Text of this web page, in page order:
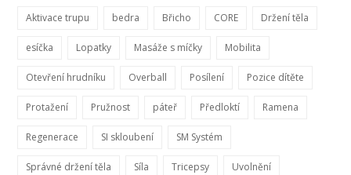
Aktivace trupu bedra Břicho CORE Držení těla
esíčka Lopatky Masáže s míčky Mobilita
Otevření hrudníku Overball Posílení Pozice dítěte
Protažení Pružnost páteř Předloktí Ramena
Regenerace SI skloubení SM Systém
Správné držení těla Síla Tricepsy Uvolnění